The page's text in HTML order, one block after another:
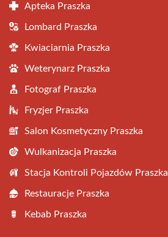
Apteka Praszka
Lombard Praszka
Kwiaciarnia Praszka
Weterynarz Praszka
Fotograf Praszka
Fryzjer Praszka
Salon Kosmetyczny Praszka
Wulkanizacja Praszka
Stacja Kontroli Pojazdów Praszka
Restauracje Praszka
Kebab Praszka